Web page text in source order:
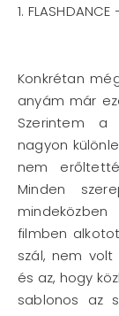
1.
Konkrétan
anyám már
Szerintem a
nagyon
nem
Minden
filmben
szál, nem volt
és az, hogy
sablonos az